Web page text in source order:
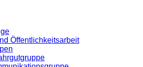
Öffentlichkeitsarbeit